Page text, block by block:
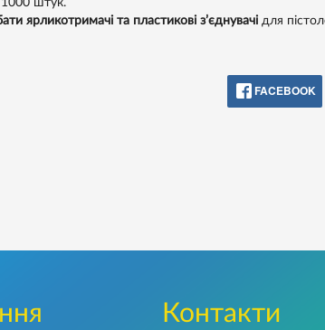
1000 штук.
ярликотримачі та пластикові з’єднувачі для
FACEBOOK
Контакти